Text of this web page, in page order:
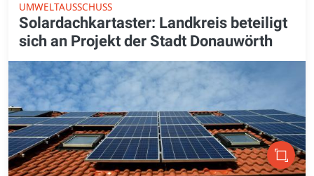
UMWELTAUSSCHUSS
Solardachkartaster: Landkreis beteiligt
sich an Projekt der Stadt Donauwörth